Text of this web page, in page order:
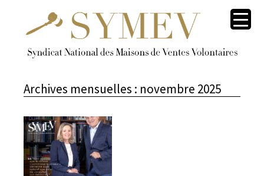
Archives mensuelles : novembre 2025